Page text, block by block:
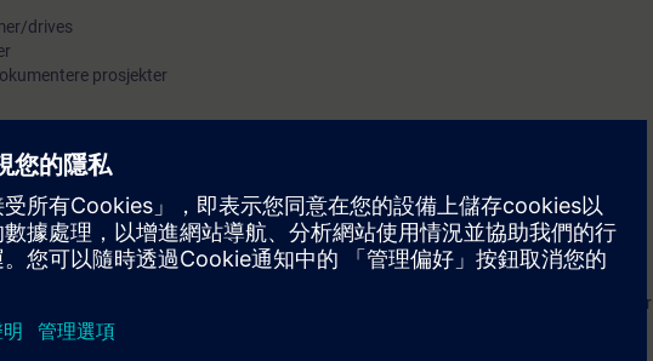
drives
prosjekter
kursene gir deg grunnleggende kunnskap om utforming av et automasjonssystem,
håndtering av STEP 7 Basis Software og programmering. Du får også et
og maskin, PROFIBUS DP og
gir deg et totaloverblikk av ditt anlegg og en forståelse av samspillet
diagnostisere enkle maskinvarefeil eller å erstatte moduler, å koordinere komponenter
dermed redusere nedetider.